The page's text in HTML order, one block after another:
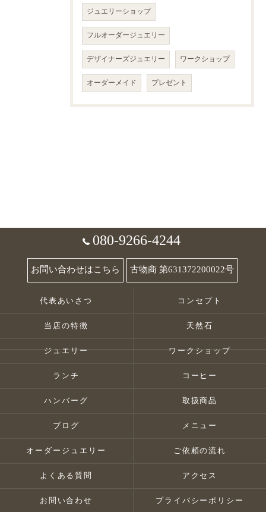
ジュエリーショップ
フルオーダージュエリー
デザイナーズジュエリー ワークショップ
オーダーメイド プレゼント
080-9266-4244
お問い合わせはこちら 古物商 第631372200022号
代表あいさつ コンセプト
当店の特徴 天然石
ジュエリー ワークショップ
ランチ コーヒー
ハンバーグ 取扱商品
ブログ メニュー
オーダージュエリー ご依頼の流れ
よくある質問 アクセス
お問い合わせ プライバシーポリシー